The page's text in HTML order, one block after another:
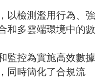
以檢測濫用行為、強
和多雲端環境中的數
監控為實施高效數據
同時簡化了合規流